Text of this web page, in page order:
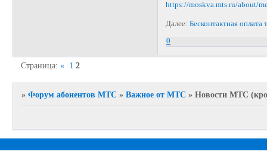
https://moskva.mts.ru/about/
Далее:Бесконтактная
0
Страница:« 1 2
»Форум абонентов МТС »Важное от МТС »Новости МТС